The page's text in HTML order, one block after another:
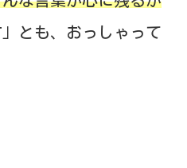
とも、おっしゃって